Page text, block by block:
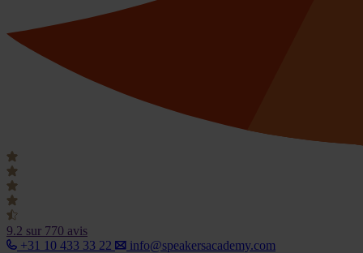
9.2 sur 770 avis
+31 10 433 33 22
info@speakersacademy.com